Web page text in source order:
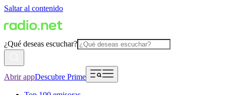
Saltar al contenido
¿Qué deseas escuchar?
Abrir appDescubre Prime